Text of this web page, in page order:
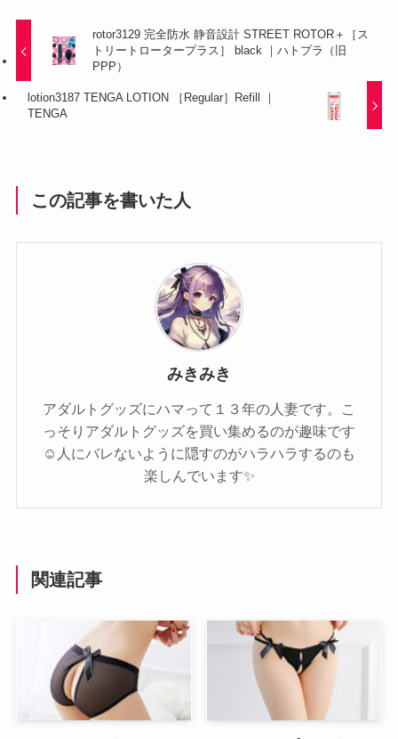
rotor3129 完全防水 静音設計 STREET ROTOR＋［ス
トリートロータープラス］ black ｜ハトプラ（旧
PPP）
lotion3187 TENGA LOTION ［Regular］Refill ｜
TENGA
この記事を書いた人
みきみき
アダルトグッズにハマって１３年の人妻です。こ
っそりアダルトグッズを買い集めるのが趣味です
☺️人にバレないように隠すのがハラハラするのも
楽しんでいます✨️
関連記事